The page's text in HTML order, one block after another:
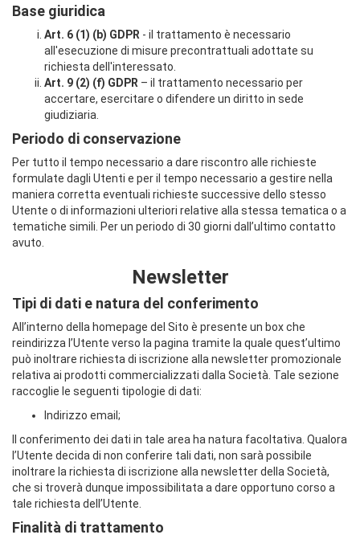
Base giuridica
Art. 6 (1) (b) GDPR - il trattamento è necessario
all'esecuzione di misure precontrattuali adottate su
richiesta dell'interessato.
Art. 9 (2) (f) GDPR – il trattamento necessario per
accertare, esercitare o difendere un diritto in sede
giudiziaria.
Periodo di conservazione
Per tutto il tempo necessario a dare riscontro alle richieste
formulate dagli Utenti e per il tempo necessario a gestire nella
maniera corretta eventuali richieste successive dello stesso
Utente o di informazioni ulteriori relative alla stessa tematica o a
tematiche simili. Per un periodo di 30 giorni dall’ultimo contatto
avuto.
Newsletter
Tipi di dati e natura del conferimento
All’interno della homepage del Sito è presente un box che
reindirizza l’Utente verso la pagina tramite la quale quest’ultimo
può inoltrare richiesta di iscrizione alla newsletter promozionale
relativa ai prodotti commercializzati dalla Società. Tale sezione
raccoglie le seguenti tipologie di dati:
Indirizzo email;
Il conferimento dei dati in tale area ha natura facoltativa. Qualora
l’Utente decida di non conferire tali dati, non sarà possibile
inoltrare la richiesta di iscrizione alla newsletter della Società,
che si troverà dunque impossibilitata a dare opportuno corso a
tale richiesta dell’Utente.
Finalità di trattamento